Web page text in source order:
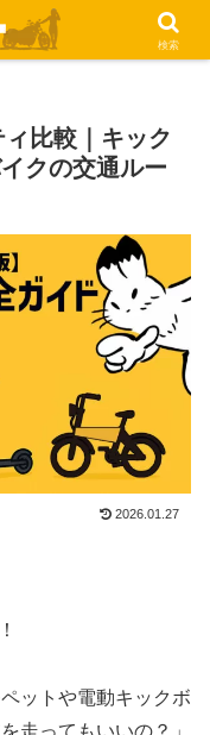
ィ比較｜キック
クの交通ルー
2026.01.27
ットや電動キックボ
走ってもいいの？」
検索